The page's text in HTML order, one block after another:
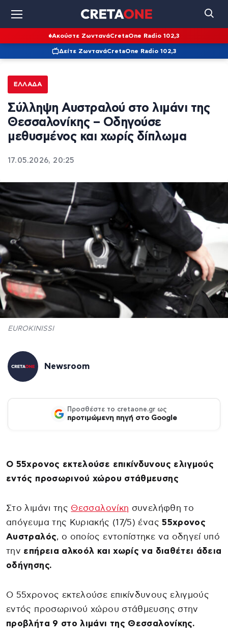
Ακούστε ΖωντανάCretaOne Radio 102,3
Δείτε ΖωντανάCretaOne Radio 102,3
ΕΛΛΆΔΑ
Σύλληψη Αυστραλού στο λιμάνι της
Θεσσαλονίκης – Οδηγούσε
μεθυσμένος και χωρίς δίπλωμα
17.05.2026, 20:25
EUROKINISSI
Newsroom
Προσθέστε το cretaone.gr ως
προτιμώμενη πηγή στο Google
Ο 55χρονος εκτελούσε επικίνδυνους ελιγμούς
εντός προσωρινού χώρου στάθμευσης
Στο λιμάνι της Θεσσαλονίκη συνελήφθη το
απόγευμα της Κυριακής (17/5) ένας55χρονος
Αυστραλός, ο οποίος εντοπίστηκε να οδηγεί υπό
την επήρεια αλκοόλ και χωρίς να διαθέτει άδεια
οδήγησης.
Ο 55χρονος εκτελούσε επικίνδυνους ελιγμούς
εντός προσωρινού χώρου στάθμευσης στην
προβλήτα 9 στο λιμάνι της Θεσσαλονίκης.